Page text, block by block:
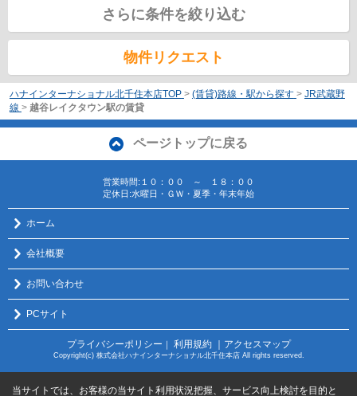
さらに条件を絞り込む
物件リクエスト
ハナインターナショナル北千住本店TOP > (賃貸)路線・駅から探す > JR武蔵野
線 > 越谷レイクタウン駅の賃貸
ページトップに戻る
営業時間:１０：００ ～ １８：００
定休日:水曜日・ＧＷ・夏季・年末年始
ホーム
会社概要
お問い合わせ
PCサイト
プライバシーポリシー ｜ 利用規約 ｜アクセスマップ
Copyright(c) 株式会社ハナインターナショナル北千住本店 All rights reserved.
当サイトでは、お客様の当サイト利用状況把握、サービス向上検討を目的と